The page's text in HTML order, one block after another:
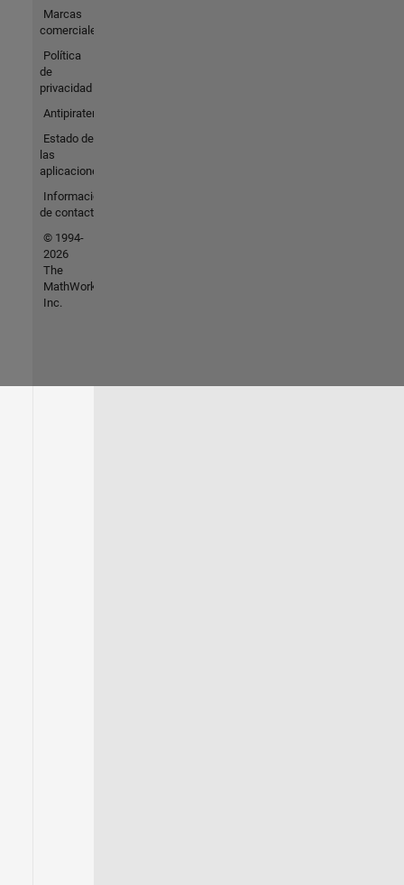
Marcas
comerciales
Política
de
privacidad
Antipiratería
Estado de
las
aplicaciones
Información
de contacto
© 1994-
2026
The
MathWorks,
Inc.